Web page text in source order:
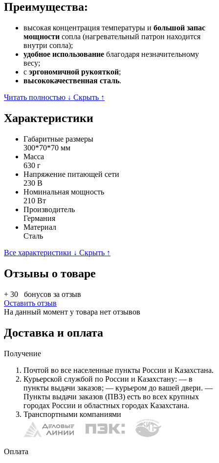
Преимущества:
высокая концентрация температуры и большой запас
мощности сопла (нагревательный патрон находится
внутри сопла);
удобное использование благодаря незначительному
весу;
с эргономичной рукояткой;
высококачественная сталь.
Читать полностью ↓ Скрыть ↑
Характеристики
Габаритные размеры
300*70*70 мм
Масса
630 г
Напряжение питающей сети
230 В
Номинальная мощность
210 Вт
Производитель
Германия
Материал
Сталь
Все характеристики ↓ Скрыть ↑
Отзывы о товаре
+ 30
бонусов за отзыв
Оставить отзыв
На данный момент у товара нет отзывов
Доставка и оплата
Получение
Почтой во все населенные пункты России и Казахстана.
Курьерской службой по России и Казахстану: — в
пункты выдачи заказов; — курьером до вашей двери. —
Пункты выдачи заказов (ПВЗ) есть во всех крупных
городах России и областных городах Казахстана.
Транспортными компаниями
Оплата